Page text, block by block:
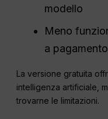
modello
Meno
a pagamento
La versione gratuita
intelligenza artificiale,
trovarne le limitazioni.